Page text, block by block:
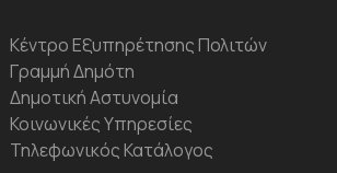
Κέντρο Εξυπηρέτησης Πολιτών
Γραμμή Δημότη
Δημοτική Αστυνομία
Κοινωνικές Υπηρεσίες
Τηλεφωνικός Κατάλογος